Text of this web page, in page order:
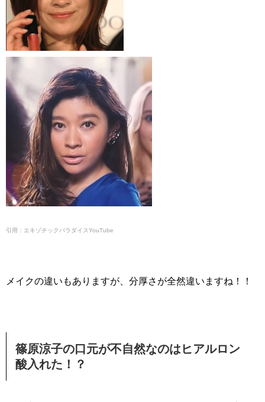
引用：エキゾチックパラダイスYouTube
メイクの違いもありますが、分厚さが全然違いますね！！
篠原涼子の口元が不自然なのはヒアルロン
酸入れた！？